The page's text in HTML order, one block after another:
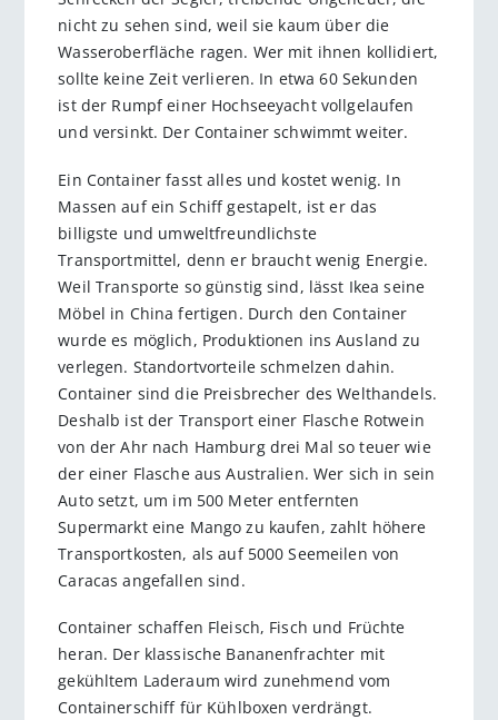
nicht zu sehen sind, weil sie kaum über die
Wasseroberfläche ragen. Wer mit ihnen kollidiert,
sollte keine Zeit verlieren. In etwa 60 Sekunden
ist der Rumpf einer Hochseeyacht vollgelaufen
und versinkt. Der Container schwimmt weiter.
Ein Container fasst alles und kostet wenig. In
Massen auf ein Schiff gestapelt, ist er das
billigste und umweltfreundlichste
Transportmittel, denn er braucht wenig Energie.
Weil Transporte so günstig sind, lässt Ikea seine
Möbel in China fertigen. Durch den Container
wurde es möglich, Produktionen ins Ausland zu
verlegen. Standortvorteile schmelzen dahin.
Container sind die Preisbrecher des Welthandels.
Deshalb ist der Transport einer Flasche Rotwein
von der Ahr nach Hamburg drei Mal so teuer wie
der einer Flasche aus Australien. Wer sich in sein
Auto setzt, um im 500 Meter entfernten
Supermarkt eine Mango zu kaufen, zahlt höhere
Transportkosten, als auf 5000 Seemeilen von
Caracas angefallen sind.
Container schaffen Fleisch, Fisch und Früchte
heran. Der klassische Bananenfrachter mit
gekühltem Laderaum wird zunehmend vom
Containerschiff für Kühlboxen verdrängt.